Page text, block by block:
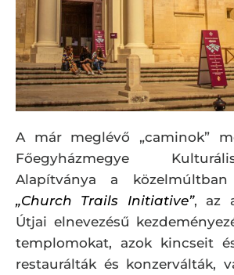
A már meglévő „caminok”
Főegyházmegye
Alapítványa a
„Church Trails Initiative”, az
Útjai elnevezésű
templomokat, azok kincseit
restaurálták és konzerválták,